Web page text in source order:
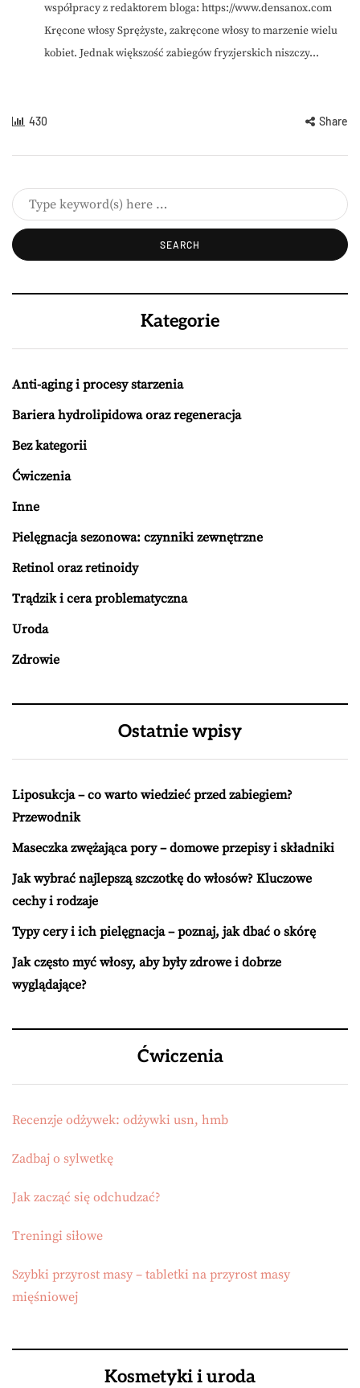
współpracy z redaktorem bloga: https://www.densanox.com
Kręcone włosy Sprężyste, zakręcone włosy to marzenie wielu
kobiet. Jednak większość zabiegów fryzjerskich niszczy...
430 Share
Kategorie
Anti-aging i procesy starzenia
Bariera hydrolipidowa oraz regeneracja
Bez kategorii
Ćwiczenia
Inne
Pielęgnacja sezonowa: czynniki zewnętrzne
Retinol oraz retinoidy
Trądzik i cera problematyczna
Uroda
Zdrowie
Ostatnie wpisy
Liposukcja – co warto wiedzieć przed zabiegiem?
Przewodnik
Maseczka zwężająca pory – domowe przepisy i składniki
Jak wybrać najlepszą szczotkę do włosów? Kluczowe
cechy i rodzaje
Typy cery i ich pielęgnacja – poznaj, jak dbać o skórę
Jak często myć włosy, aby były zdrowe i dobrze
wyglądające?
Ćwiczenia
Recenzje odżywek: odżywki usn, hmb
Zadbaj o sylwetkę
Jak zacząć się odchudzać?
Treningi siłowe
Szybki przyrost masy – tabletki na przyrost masy
mięśniowej
Kosmetyki i uroda